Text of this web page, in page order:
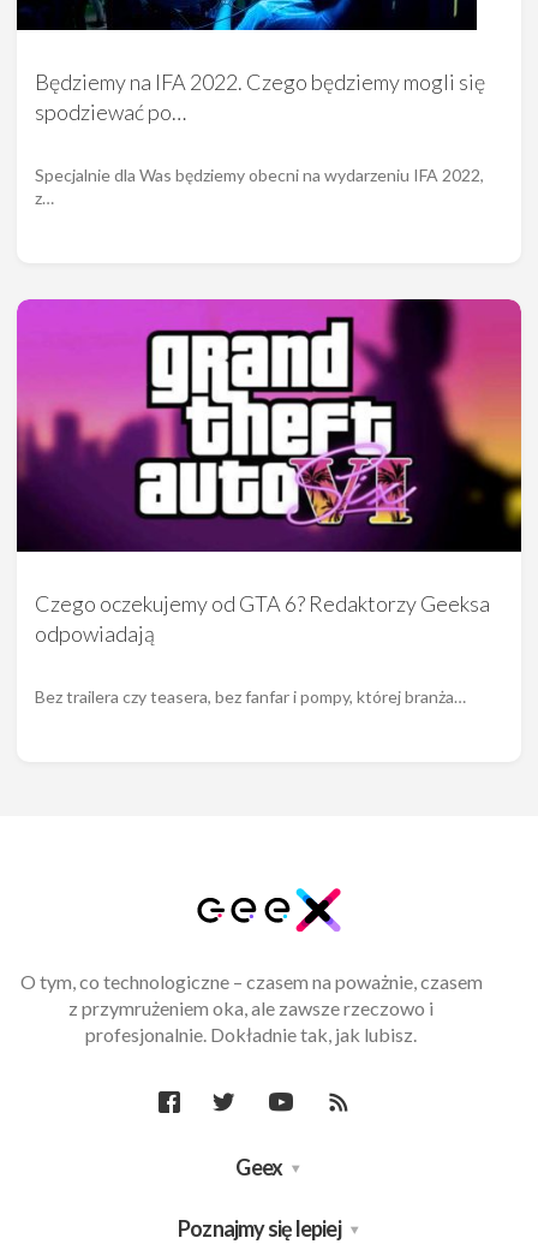
Będziemy na IFA 2022. Czego będziemy mogli się
spodziewać po…
Specjalnie dla Was będziemy obecni na wydarzeniu IFA 2022,
z…
Czego oczekujemy od GTA 6? Redaktorzy Geeksa
odpowiadają
Bez trailera czy teasera, bez fanfar i pompy, której branża…
O tym, co technologiczne – czasem na poważnie, czasem
z przymrużeniem oka, ale zawsze rzeczowo i
profesjonalnie. Dokładnie tak, jak lubisz.
Geex
Poznajmy się lepiej